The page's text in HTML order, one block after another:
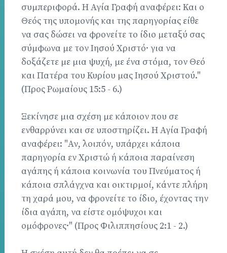
συμπεριφορά. Η Αγία Γραφή αναφέρει: Και ο
Θεός της υπομονής και της παρηγορίας είθε
να σας δώσει να φρονείτε το ίδιο μεταξύ σας
σύμφωνα με τον Ιησού Χριστό· για να
δοξάζετε με μια ψυχή, με ένα στόμα, τον Θεό
και Πατέρα του Κυρίου μας Ιησού Χριστού."
(Προς Ρωμαίους 15:5 - 6.)
Ξεκίνησε μια σχέση με κάποιον που σε
ενθαρρύνει και σε υποστηρίζει. Η Αγία Γραφή
αναφέρει: "Αν, λοιπόν, υπάρχει κάποια
παρηγορία εν Χριστώ ή κάποια παραίνεση
αγάπης ή κάποια κοινωνία του Πνεύματος ή
κάποια σπλάγχνα και οικτιρμοί, κάντε πλήρη
τη χαρά μου, να φρονείτε το ίδιο, έχοντας την
ίδια αγάπη, να είστε ομόψυχοι και
ομόφρονες·" (Προς Φιλιππησίους 2:1 - 2.)